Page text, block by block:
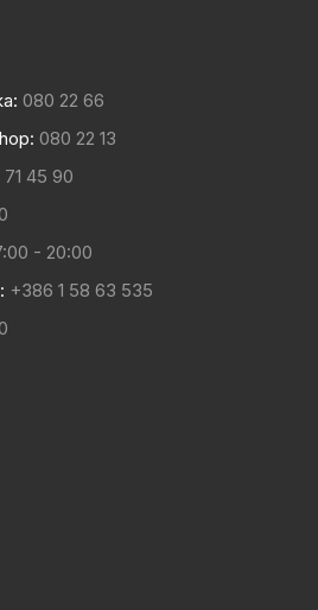
080 22 66
080 22 13
45 90
- 20:00
+386 1 58 63 535